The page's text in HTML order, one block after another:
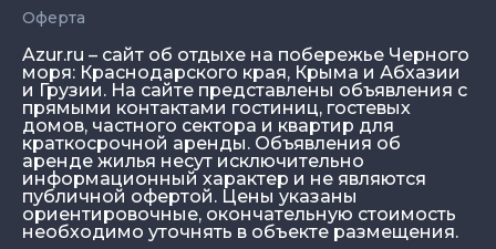
Azur.ru – сайт об отдыхе на побережье Черного
моря: Краснодарского края, Крыма и Абхазии
и Грузии. На сайте представлены объявления с
прямыми контактами гостиниц, гостевых
домов, частного сектора и квартир для
краткосрочной аренды. Объявления об
аренде жилья несут исключительно
информационный характер и не являются
публичной офертой. Цены указаны
ориентировочные, окончательную стоимость
необходимо уточнять в объекте размещения.
Оферта